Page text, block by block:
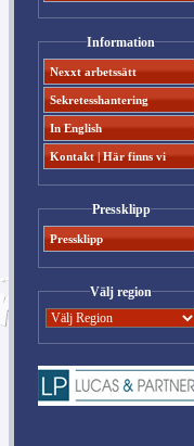
Information
Nexxt arbetssätt
Sekretesshantering
In English
Kontakt | Här finns vi
Pressklipp
Pressklipp
Välj region